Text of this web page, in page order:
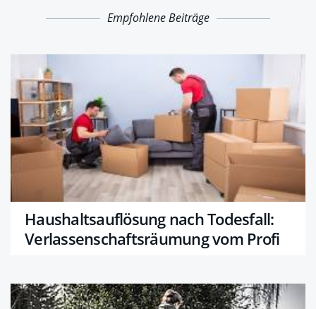
Empfohlene Beiträge
Haushaltsauflösung nach Todesfall:
Verlassenschafts­räumung vom Profi